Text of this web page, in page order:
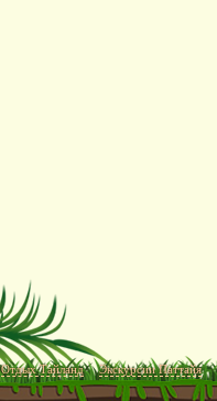
Отдых Тайланд Экскурсии Паттайя